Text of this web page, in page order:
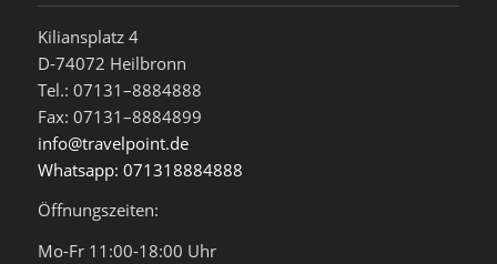
Kiliansplatz 4
D-74072 Heilbronn
Tel.: 07131–8884888
Fax: 07131–8884899
info@travelpoint.de
Whatsapp: 071318884888
Öffnungszeiten:
Mo-Fr 11:00-18:00 Uhr